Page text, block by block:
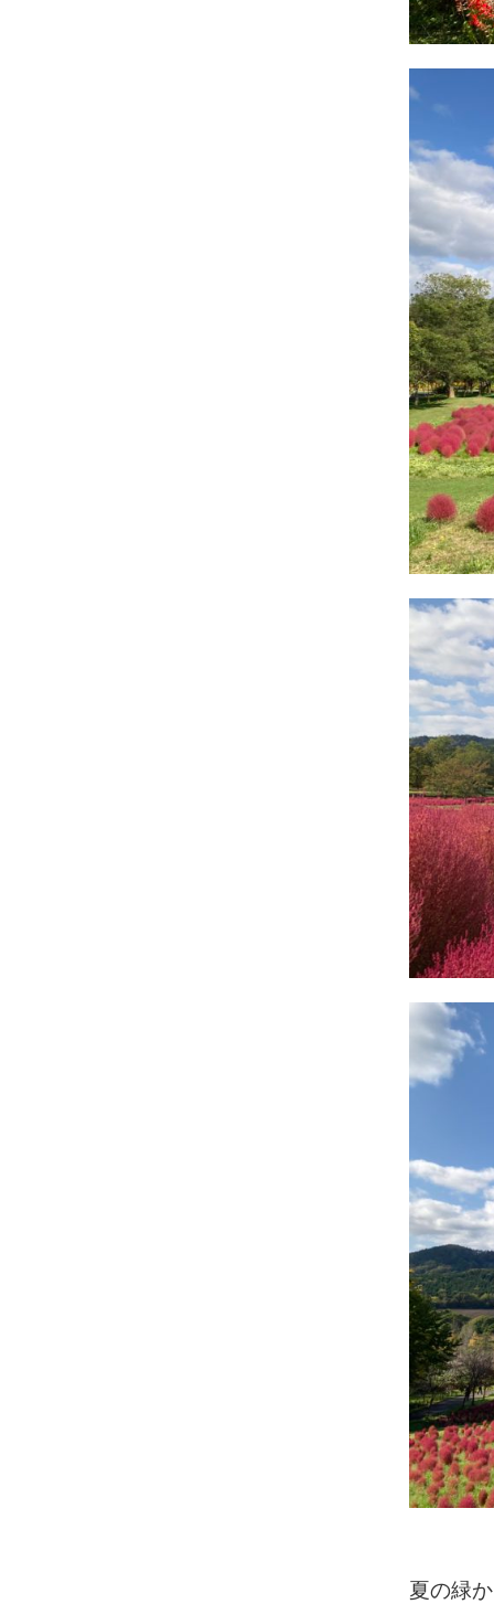
夏の緑